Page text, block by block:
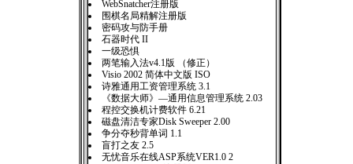
WebSnatcher注册版
围棋名局精解注册版
密码攻与防手册
石器时代 II
一级恐惧
两笔输入法v4.1版 （修正）
Visio 2002 简体中文版 ISO
诗雅通用工资管理系统 3.1
《数据大师》—通用信息管理系统 2.03
程控交换机计费软件 6.21
磁盘清洁专家Disk Sweeper 2.00
争分夺秒背单词 1.1
盲打之友 2.5
无忧音乐在线ASP系统VER1.0 2